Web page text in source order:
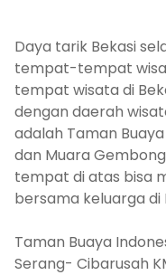
Daya tarik Bekasi
tempat-tempat
tempat wisata di
dengan daerah
adalah Taman
dan Muara
tempat di atas bisa
bersama keluarga di
Taman Buaya
Serang- Cibarusah